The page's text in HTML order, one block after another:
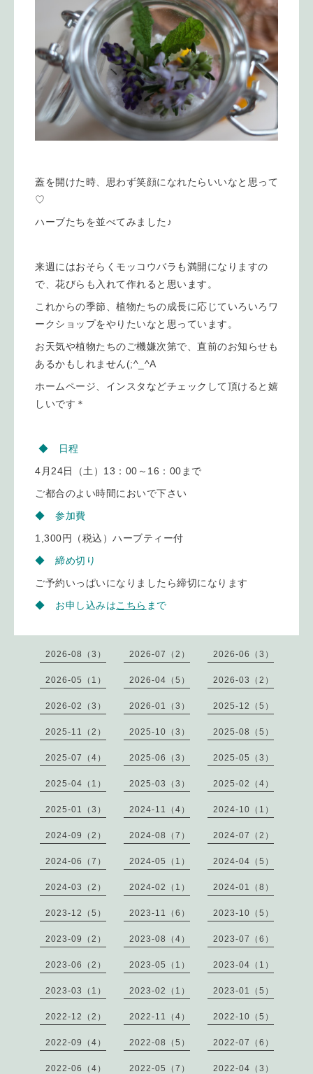
蓋を開けた時、思わず笑顔になれたらいいなと思って
♡
ハーブたちを並べてみました♪
来週にはおそらくモッコウバラも満開になりますの
で、花びらも入れて作れると思います。
これからの季節、植物たちの成長に応じていろいろワ
ークショップをやりたいなと思っています。
お天気や植物たちのご機嫌次第で、直前のお知らせも
あるかもしれません(;^_^A
ホームページ、インスタなどチェックして頂けると嬉
しいです＊
◆ 日程
4月24日（土）13：00～16：00まで
ご都合のよい時間においで下さい
◆ 参加費
1,300円（税込）ハーブティー付
◆ 締め切り
ご予約いっぱいになりましたら締切になります
◆ お申し込みはこちら まで
2026-08（3） 2026-07（2） 2026-06（3）
2026-05（1） 2026-04（5） 2026-03（2）
2026-02（3） 2026-01（3） 2025-12（5）
2025-11（2） 2025-10（3） 2025-08（5）
2025-07（4） 2025-06（3） 2025-05（3）
2025-04（1） 2025-03（3） 2025-02（4）
2025-01（3） 2024-11（4） 2024-10（1）
2024-09（2） 2024-08（7） 2024-07（2）
2024-06（7） 2024-05（1） 2024-04（5）
2024-03（2） 2024-02（1） 2024-01（8）
2023-12（5） 2023-11（6） 2023-10（5）
2023-09（2） 2023-08（4） 2023-07（6）
2023-06（2） 2023-05（1） 2023-04（1）
2023-03（1） 2023-02（1） 2023-01（5）
2022-12（2） 2022-11（4） 2022-10（5）
2022-09（4） 2022-08（5） 2022-07（6）
2022-06（4） 2022-05（7） 2022-04（3）